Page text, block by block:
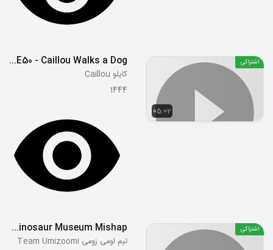
05:02
اشتراکی S01E50 - Caillou Walks a Dog
کایلو Caillou
1444
اشتراکی S01E08 - The Dinosaur Museum Mishap
تیم اومی زومی Team Umizoomi